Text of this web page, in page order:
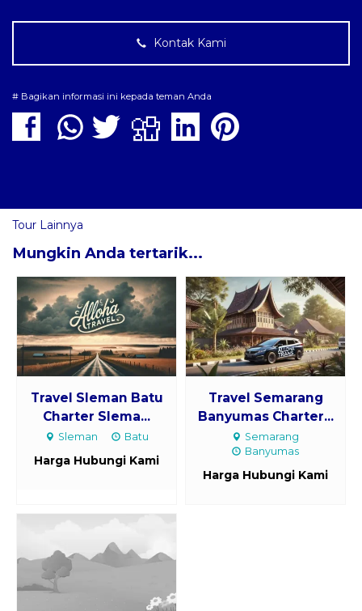
Kontak Kami
# Bagikan informasi ini kepada teman Anda
Tour Lainnya
Mungkin Anda tertarik...
Travel Sleman Batu
Charter Slema...
Sleman Batu
Harga Hubungi Kami
Travel Semarang
Banyumas Charter...
Semarang
Banyumas
Harga Hubungi Kami